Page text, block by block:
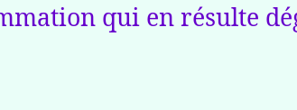
qui en résulte